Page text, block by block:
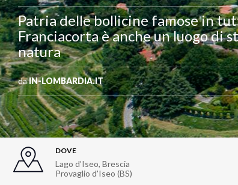
Patria delle bollicine famose in
Franciacorta è anche un luogo di
natura
daIN-LOMBARDIA.IT
DOVE
Lago d’Iseo, Brescia
Provaglio d'Iseo (BS)